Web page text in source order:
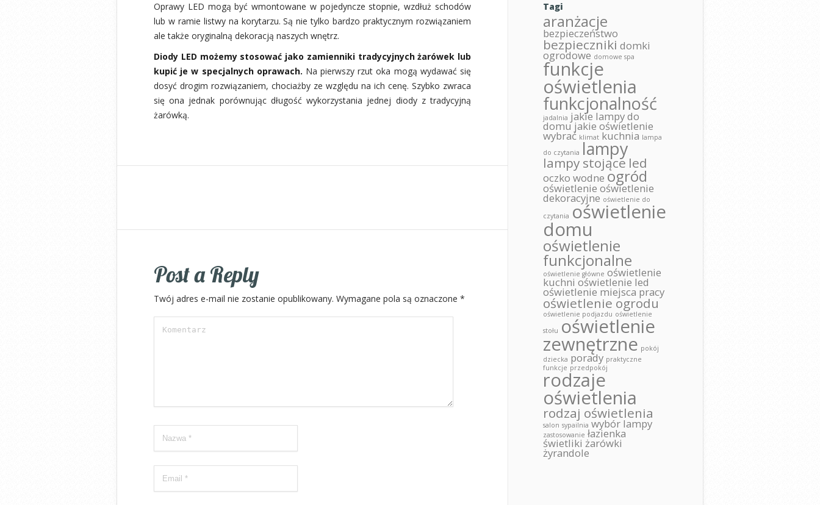
Oprawy LED mogą być wmontowane w pojedyncze stopnie, wzdłuż schodów
lub w ramie listwy na korytarzu. Są nie tylko bardzo praktycznym rozwiązaniem
ale także oryginalną dekoracją naszych wnętrz.
Diody LED możemy stosować jako zamienniki tradycyjnych żarówek lub
kupić je w specjalnych oprawach. Na pierwszy rzut oka mogą wydawać się
dosyć drogim rozwiązaniem, chociażby ze względu na ich cenę. Szybko zwraca
się ona jednak porównując długość wykorzystania jednej diody z tradycyjną
żarówką.
Post a Reply
Twój adres e-mail nie zostanie opublikowany. Wymagane pola są oznaczone *
Tagi
aranżacje
bezpieczeństwo
bezpieczniki domki
ogrodowe domowe spa
funkcje
oświetlenia
funkcjonalność
jadalnia jakie lampy do
domu jakie oświetlenie
wybrać klimat kuchnia lampa
do czytania lampy
lampy stojące led
oczko wodne ogród
oświetlenie oświetlenie
dekoracyjne oświetlenie do
czytania oświetlenie
domu
oświetlenie
funkcjonalne
oświetlenie główne oświetlenie
kuchni oświetlenie led
oświetlenie miejsca pracy
oświetlenie ogrodu
oświetlenie podjazdu oświetlenie
stołu oświetlenie
zewnętrzne pokój
dziecka porady praktyczne
funkcje przedpokój
rodzaje
oświetlenia
rodzaj oświetlenia
salon sypailnia wybór lampy
zastosowanie łazienka
świetliki żarówki
żyrandole